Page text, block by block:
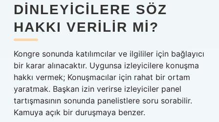
DINLEYICILERE SÖZ
HAKKI VERILIR MI?
Kongre sonunda katılımcılar ve ilgililer için bağlayıcı
bir karar alınacaktır. Uygunsa izleyicilere konuşma
hakkı vermek; Konuşmacılar için rahat bir ortam
yaratmak. Başkan izin verirse izleyiciler panel
tartışmasının sonunda panelistlere soru sorabilir.
Kamuya açık bir duruşmaya benzer.